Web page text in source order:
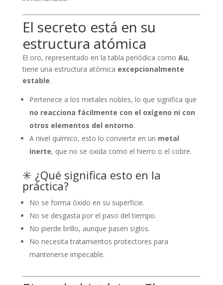
El secreto está en su
estructura atómica
El oro, representado en la tabla periódica como Au,
tiene una estructura atómica excepcionalmente
estable.
Pertenece a los metales nobles, lo que significa que
no reacciona fácilmente con el oxígeno ni con
otros elementos del entorno.
A nivel químico, esto lo convierte en un metal
inerte, que no se oxida como el hierro o el cobre.
✳️ ¿Qué significa esto en la
práctica?
No se forma óxido en su superficie.
No se desgasta por el paso del tiempo.
No pierde brillo, aunque pasen siglos.
No necesita tratamientos protectores para
mantenerse impecable.